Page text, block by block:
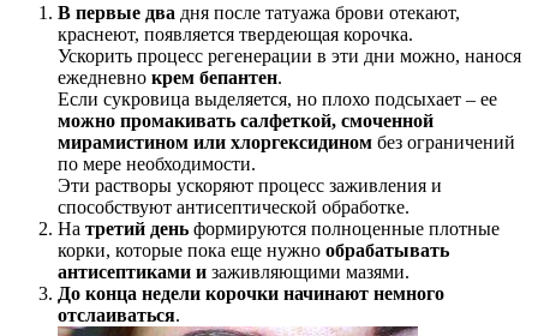
В первые два дня после татуажа брови отекают,
краснеют, появляется твердеющая корочка.
Ускорить процесс регенерации в эти дни можно, нанося
ежедневно крем бепантен.
Если сукровица выделяется, но плохо подсыхает – ее
можно промакивать салфеткой, смоченной
мирамистином или хлоргексидином без ограничений
по мере необходимости.
Эти растворы ускоряют процесс заживления и
способствуют антисептической обработке.
На третий день формируются полноценные плотные
корки, которые пока еще нужно обрабатывать
антисептиками и заживляющими мазями.
До конца недели корочки начинают немного
отслаиваться.